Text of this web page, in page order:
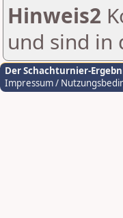
Hinweis2
und sind in
Der Schachturnier-
Impressum /